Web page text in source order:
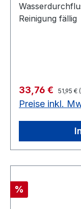
Reinigung
Verkaufspreis:
33,76 € 51,95 €
Preise inkl.
Rabatt
%